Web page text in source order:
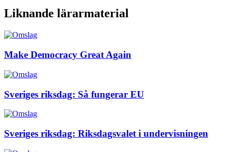
Liknande lärarmaterial
Make Democracy Great Again
Sveriges riksdag: Så fungerar EU
Sveriges riksdag: Riksdagsvalet i undervisningen